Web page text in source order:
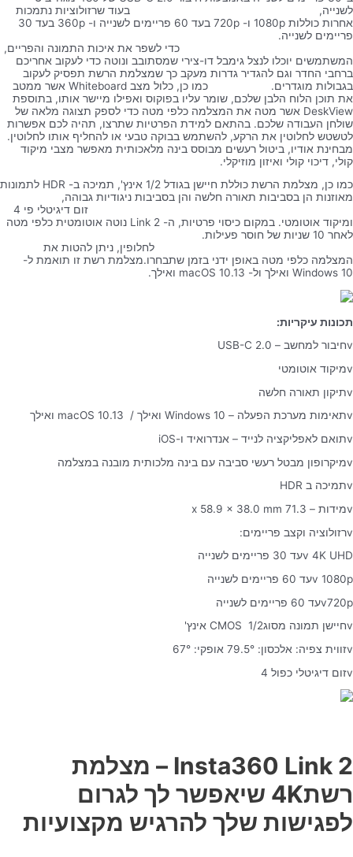
לשנייה, בעוד שרזולוציות נתמכות
אחרות כוללות 1080p ו- 720p בעד 60 פריימים לשנייה ו- 360p בעד 30
פריימים לשנייה.
כדי לשפר את איכות התמונה והפריים,
המשתמשים יוכלו לנצל גימבל דו-צירי שמסתובב ונוטה כדי לעקוב אחריכם
ברחבי החדר וגם להגדיר גדרות מעקב כך שמצלמת הרשת תפסיק לעקוב
בגבולות מוגדרים. כמו כן, כלול מצב Whiteboard אשר ממטב
את תוכן הלוח הלבן שלכם, שומר עליו בפוקוס ואפילו מיישר אותו, בתוספת
DeskView אשר מטה את המצלמה כלפי מטה כדי לספק תצוגה מלאה של
שולחן העבודה שלכם. בהתאם למידת הפרטיות שתרצו, תהיה לכם אפשרות
לטשטש לחלוטין את הרקע, להשתמש בבוקה טבעי או להחליף אותו לחלוטין.
מבחינת אודיו, ביטול רעשים מבוסס בינה מלאכותית מאפשר מצבי מיקוד
קולי, דיכוי קולי ואיזון מוזיקלי.
כמו כן, מצלמת הרשת כוללת חיישן בגודל 1/2 אינץ', תמיכה ב- HDR לתמונות
מאוזנות הן בסביבות תאורה חלשה והן בסביבות ניגודיות גבוהה,
זום דיגיטלי פי 4
ומיקוד אוטומטי. במקום כיסוי פרטיות, ה- Link 2 נוטה אוטומטית כלפי מטה
לאחר 10 שניות של חוסר פעילות.
לחלופין, ניתן להטות את
המצלמה כלפי מטה באופן ידני בזמן שתבחרו.מצלמת רשת זו תואמת ל-
Windows 10 ואילך ול- macOS 10.13 ואילך.
תכונות עיקריות:
vחיבור למחשב – USB-C 2.0
vמיקוד אוטומטי
vתיקון תאורה חלשה
vתאימות מערכת הפעלה – Windows 10 ואילך / macOS 10.13 ואילך
vתואם לאפליקציה לנייד – אנדרואיד ו-iOS
vמיקרופון מבטל רעשי סביבה עם בינה מלכותית מובנה במצלמה
vתמיכה ב HDR
vמידות – 71.3 x 58.9 x 38.0 mm
vרזולוציה וקצב פריימים:
v 4K UHDעד 30 פריימים לשנייה
v 1080pעד 60 פריימים לשנייה
v720pעד 60 פריימים לשנייה
vחיישן תמונה מסוגCMOS 1/2 אינץ'
vזווית צפיה: אלכסון: 79.5° אופקי: 67°
vזום דיגיטלי כפול 4
Insta360 Link 2 – מצלמת
רשת4K שיאפשר לך לגרום
לפגישות שלך להרגיש מקצועיות